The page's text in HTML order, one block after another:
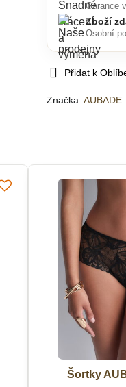
Přidat k
Značka: AUBADE
Garance
Zboží
Osobní
Šortky